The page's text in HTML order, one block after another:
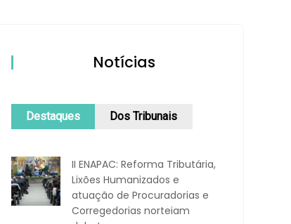
Notícias
Destaques Dos Tribunais
II ENAPAC: Reforma Tributária,
Lixões Humanizados e
atuação de Procuradorias e
Corregedorias norteiam